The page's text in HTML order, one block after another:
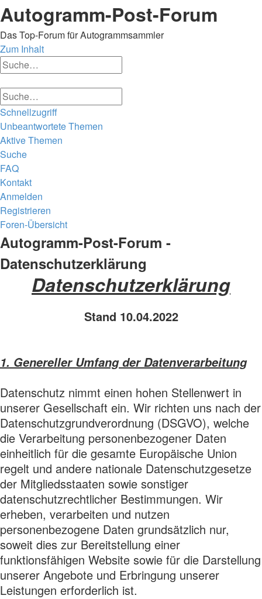
Autogramm-Post-Forum
Das Top-Forum für Autogrammsammler
Zum Inhalt
Schnellzugriff
Unbeantwortete Themen
Aktive Themen
Suche
FAQ
Kontakt
Anmelden
Registrieren
Foren-Übersicht
Suche
Autogramm-Post-Forum -
Datenschutzerklärung
Datenschutzerklärung
Stand 10.04.2022
1. Genereller Umfang der Datenverarbeitung
Datenschutz nimmt einen hohen Stellenwert in
unserer Gesellschaft ein. Wir richten uns nach der
Datenschutzgrundverordnung (DSGVO), welche
die Verarbeitung personenbezogener Daten
einheitlich für die gesamte Europäische Union
regelt und andere nationale Datenschutzgesetze
der Mitgliedsstaaten sowie sonstiger
datenschutzrechtlicher Bestimmungen. Wir
erheben, verarbeiten und nutzen
personenbezogene Daten grundsätzlich nur,
soweit dies zur Bereitstellung einer
funktionsfähigen Website sowie für die Darstellung
unserer Angebote und Erbringung unserer
Leistungen erforderlich ist.